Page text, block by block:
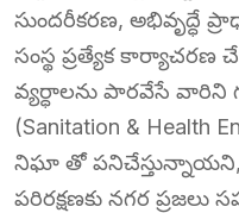
సుందరీకరణ, అభివృద్ధే
సంస్థ ప్రత్యేక కార్యాచరణ
వ్యర్ధాలను పారవేసే వారిని
(Sanitation & Health
నిఘా తో పనిచేస్తున్నాయని,
పరిరక్షణకు నగర